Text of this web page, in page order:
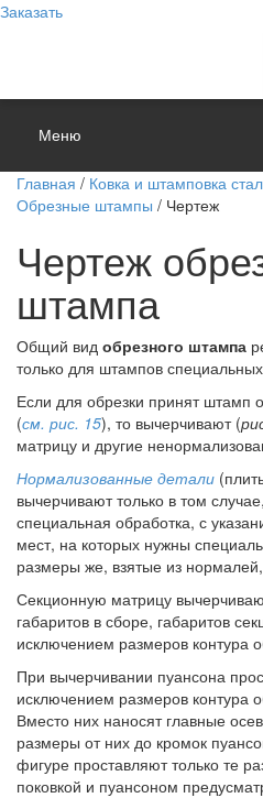
Заказать
Меню
Главная / Ковка и штамповка
Обрезные штампы / Чертеж
Чертеж
штампа
Общий вид обрезного штампа
только для штампов
Если для обрезки принят штамп
(см. рис. 15), то вычерчивают (
матрицу и другие
Нормализованные детали
вычерчивают только в том
специальная обработка, с
мест, на которых нужны
размеры же, взятые из
Секционную матрицу
габаритов в сборе, габаритов
исключением размеров контура
При вычерчивании пуансона
исключением размеров контура
Вместо них наносят главные
размеры от них до кромок
фигуре проставляют только те
поковкой и пуансоном